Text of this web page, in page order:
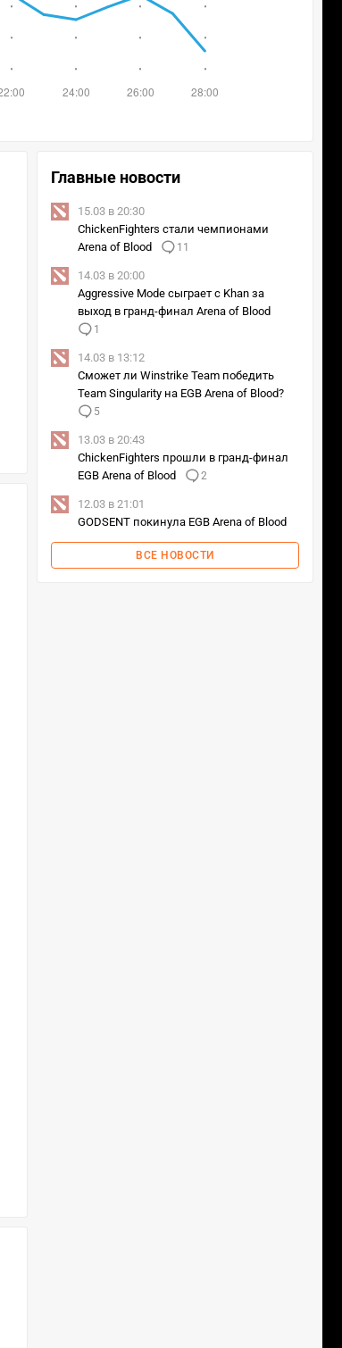
Главные новости
15.03 в 20:30
ChickenFighters стали чемпионами
Arena of Blood
11
14.03 в 20:00
Aggressive Mode сыграет с Khan за
выход в гранд-финал Arena of Blood
1
14.03 в 13:12
Сможет ли Winstrike Team победить
Team Singularity на EGB Arena of Blood?
5
13.03 в 20:43
ChickenFighters прошли в гранд-финал
EGB Arena of Blood
2
12.03 в 21:01
GODSENT покинула EGB Arena of Blood
ВСЕ НОВОСТИ